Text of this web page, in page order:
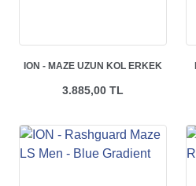
ION - MAZE UZUN KOL ERKEK
3.885,00 TL